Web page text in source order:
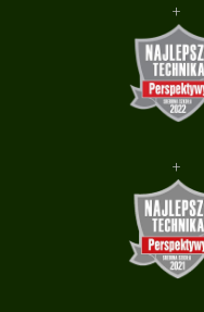
+
+